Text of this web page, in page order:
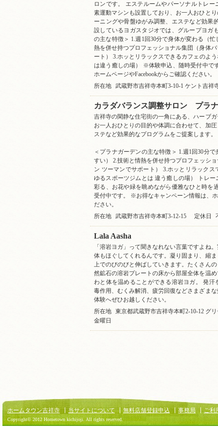
ロンです。 エステルームやパーソナルトレ
素運動マシンも設置しており、お一人おひと
ーニングや骨盤ゆがみ調整、エステなど効果
設しているヨガスタジオでは、グループヨガ
の主な特徴＞ 1.週1回30分で身体が変わる（
熱を併せ持つプロフェッショナル集団（身体
ート） 3.ホッとリラックスできるカフェのよ
は違う癒しの場） ※体験申込、随時受付中で
ホームページやFacebookからご確認ください。
所在地
武蔵野市吉祥寺本町3-10-1 ケント吉祥
カラダバランス調整サロン プラ
吉祥寺の閑静な住宅街の一角にある、ハーブ
お一人おひとりの目的や体調に合わせて、加
ステなど効果的なプログラムをご提案します。
＜プラナガーデンの主な特徴＞ 1.週1回30分
すい） 2.技術と情熱を併せ持つプロフェッシ
ン ツーマンでサポート） 3.ホッとリラック
ゆるスポーツジムとは 違う癒しの場） トレ
彩る、お花や緑を眺めながら優雅なひと時を
受付中です。 ※お得なキャンペーン情報は、
ださい。
所在地
武蔵野市吉祥寺本町3-12-15 定休日
Lala Aasha
「溶岩ヨガ」って聞きなれない言葉ですよね
体もほぐしてくれるんです。凝り固まり、縮
上でのびのびと伸ばしていきます。たくさん
然鉱石の溶岩プレートの床から部屋全体を温
わと体を温めることができる溶岩ヨガ。 発
毒作用、むくみ解消、疲労回復などさまざま
体験へぜひお越しください。
所在地
東京都武蔵野市吉祥寺本町2-10-12 グ
金曜日
ホームタウン吉祥寺 当サイトについて 無料店舗登録申込 事務局 ご利
Copyright© 2012 Hometown kichijoji. All rights reserved.